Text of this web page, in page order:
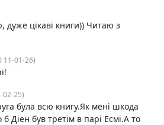
цікаві книги)) Читаю з
11-01-26)
02-25)
була всю книгу.Як мені шкода
б Діен був третім в парі Есмі.А то